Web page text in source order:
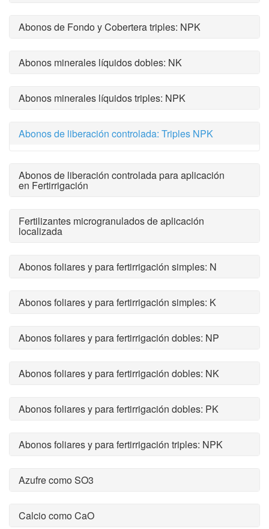
Abonos de Fondo y Cobertera triples: NPK
Abonos minerales líquidos dobles: NK
Abonos minerales líquidos triples: NPK
Abonos de liberación controlada: Triples NPK
Abonos de liberación controlada para aplicación
en Fertirrigación
Fertilizantes microgranulados de aplicación
localizada
Abonos foliares y para fertirrigación simples: N
Abonos foliares y para fertirrigación simples: K
Abonos foliares y para fertirrigación dobles: NP
Abonos foliares y para fertirrigación dobles: NK
Abonos foliares y para fertirrigación dobles: PK
Abonos foliares y para fertirrigación triples: NPK
Azufre como SO3
Calcio como CaO